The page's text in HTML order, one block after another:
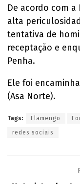
De acordo com a
alta
tentativa de
receptação e
Penha.
Ele foi
(Asa Norte).
Tags: Flamengo
redes sociais